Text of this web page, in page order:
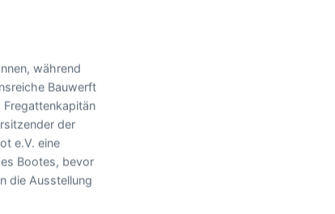
während
Bauwerft
Fregattenkapitän
der
e.V. eine
Bootes, bevor
die Ausstellung